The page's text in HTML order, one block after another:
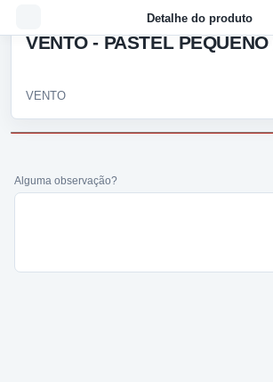
Detalhe do produto
VENTO - PASTEL
VENTO
Alguma observação?